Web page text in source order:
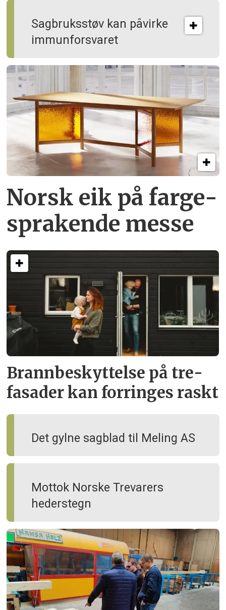
Sagbruksstøv kan på­virke
immun­forsvaret
Norsk eik på farge­
sprakende messe
Brann­beskyttelse på tre­
fasader kan forringes raskt
Det gylne sagblad til Meling AS
Mottok Norske Trevarers
hederstegn